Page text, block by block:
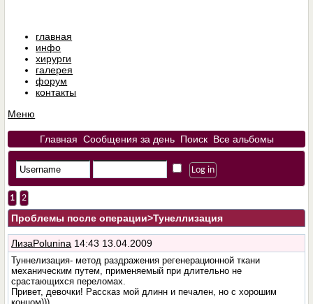
главная
инфо
хирурги
галерея
форум
контакты
Меню
Главная Сообщения за день Поиск Все альбомы
1 2
Проблемы после операции>Тунеллизация
ЛизаPolunina 14:43 13.04.2009
Туннелизация- метод раздражения регенерационной ткани
механическим путем, применяемый при длительно не
срастающихся переломах.
Привет, девочки! Рассказ мой длинн и печален, но с хорошим